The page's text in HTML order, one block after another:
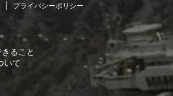
プライバシーポリシー
ること
いて